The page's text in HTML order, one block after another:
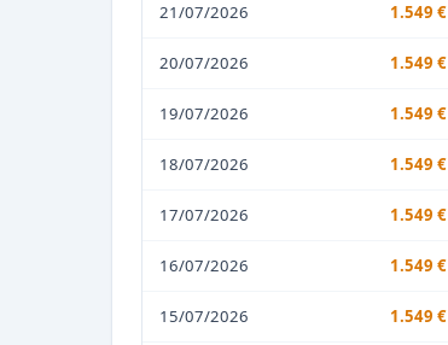
21/07/2026 1.549 €
20/07/2026 1.549 €
19/07/2026 1.549 €
18/07/2026 1.549 €
17/07/2026 1.549 €
16/07/2026 1.549 €
15/07/2026 1.549 €